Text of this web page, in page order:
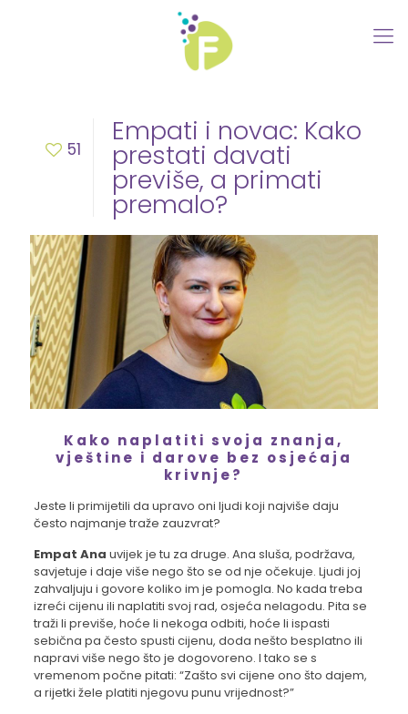
51
Empati i novac: Kako
prestati davati
previše, a primati
premalo?
Kako naplatiti svoja znanja,
vještine i darove bez osjećaja
krivnje?
Jeste li primijetili da upravo oni ljudi koji najviše daju
često najmanje traže zauzvrat?
Empat Ana uvijek je tu za druge. Ana sluša, podržava,
savjetuje i daje više nego što se od nje očekuje. Ljudi joj
zahvaljuju i govore koliko im je pomogla. No kada treba
izreći cijenu ili naplatiti svoj rad, osjeća nelagodu. Pita se
traži li previše, hoće li nekoga odbiti, hoće li ispasti
sebična pa često spusti cijenu, doda nešto besplatno ili
napravi više nego što je dogovoreno. I tako se s
vremenom počne pitati: “Zašto svi cijene ono što dajem,
a rijetki žele platiti njegovu punu vrijednost?”